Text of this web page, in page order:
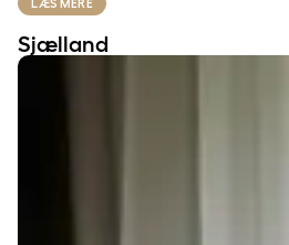
LÆS MERE
Sjælland
Fyn